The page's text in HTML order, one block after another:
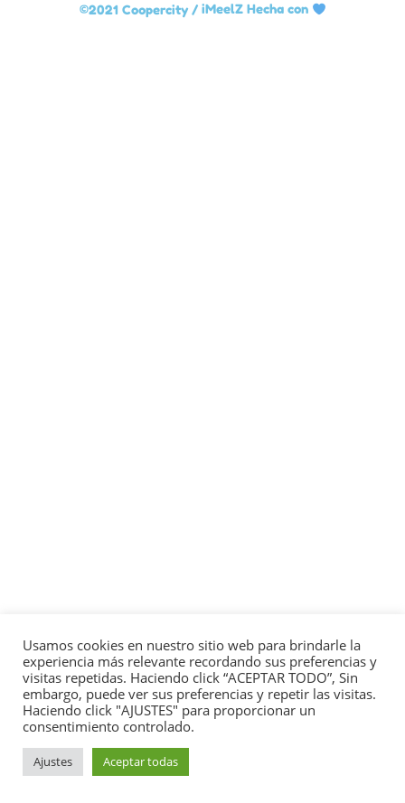
©2021 Coopercity /iMeelZ Hecha con
Usamos cookies en nuestro sitio web para brindarle la
experiencia más relevante recordando sus preferencias y
visitas repetidas. Haciendo click “ACEPTAR TODO”, Sin
embargo, puede ver sus preferencias y repetir las visitas.
Haciendo click "AJUSTES" para proporcionar un
consentimiento controlado.
Ajustes Aceptar todas